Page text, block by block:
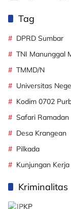
Tag
DPRD Sumbar
TNI Manunggal
TMMD/N
Universitas
Kodim 0702
Safari Ramadan
Desa Krangean
Pilkada
Kunjungan Kerja
Kriminalitas